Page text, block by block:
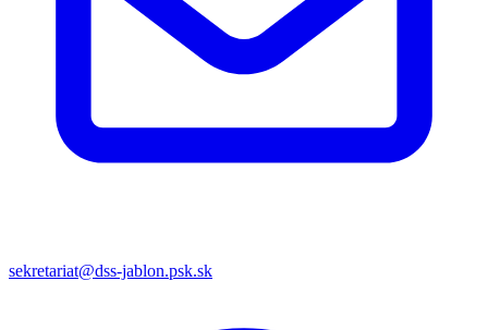
sekretariat@dss-jablon.psk.sk